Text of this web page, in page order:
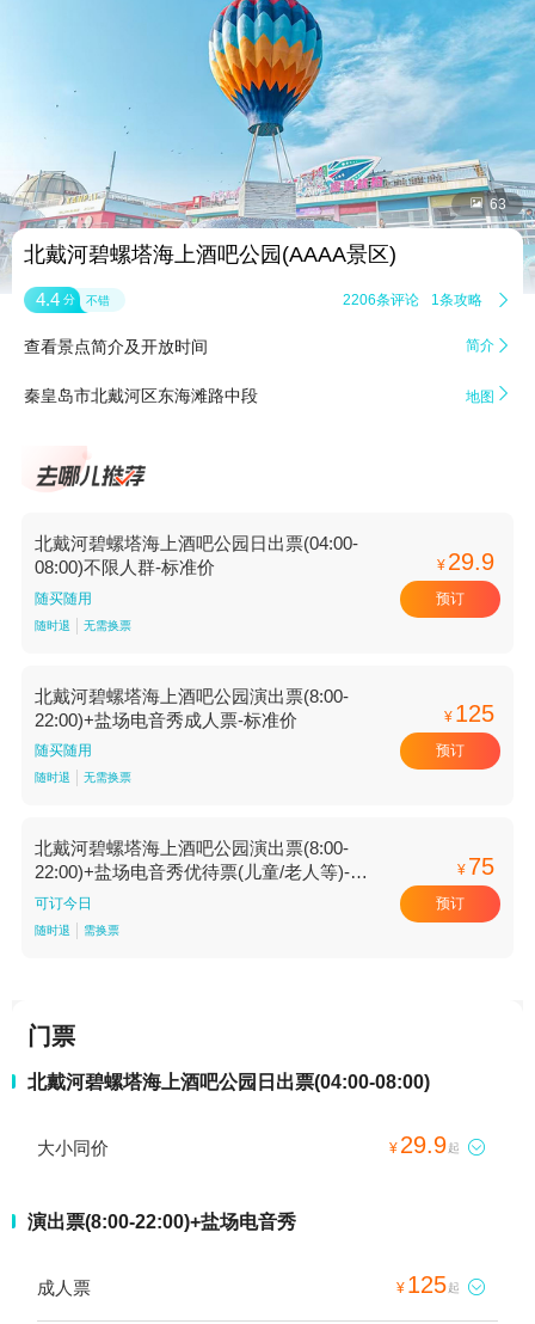
 63
北戴河碧螺塔海上酒吧公园(AAAA景区)
4.4 分 不错 2206条评论 1条攻略 
查看景点简介及开放时间 简介 
秦皇岛市北戴河区东海滩路中段 地图 
北戴河碧螺塔海上酒吧公园日出票(04:00-
08:00)不限人群-标准价
随买随用
随时退 无需换票
¥ 29.9
预订
北戴河碧螺塔海上酒吧公园演出票(8:00-
22:00)+盐场电音秀成人票-标准价
随买随用
随时退 无需换票
¥ 125
预订
北戴河碧螺塔海上酒吧公园演出票(8:00-
22:00)+盐场电音秀优待票(儿童/老人等)-标
准价
可订今日
随时退 需换票
¥ 75
预订
门票
北戴河碧螺塔海上酒吧公园日出票(04:00-08:00)
大小同价 ¥ 29.9起 
演出票(8:00-22:00)+盐场电音秀
成人票 ¥ 125起 